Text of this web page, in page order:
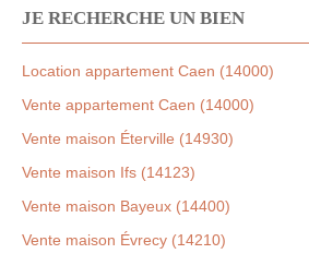
JE RECHERCHE UN BIEN
Location appartement Caen (14000)
Vente appartement Caen (14000)
Vente maison Éterville (14930)
Vente maison Ifs (14123)
Vente maison Bayeux (14400)
Vente maison Évrecy (14210)